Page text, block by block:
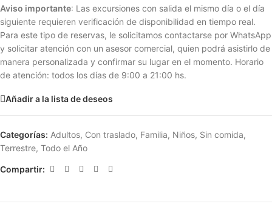
Aviso importante: Las excursiones con salida el mismo día o el día
siguiente requieren verificación de disponibilidad en tiempo real.
Para este tipo de reservas, le solicitamos contactarse por WhatsApp
y solicitar atención con un asesor comercial, quien podrá asistirlo de
manera personalizada y confirmar su lugar en el momento. Horario
de atención: todos los días de 9:00 a 21:00 hs.
Añadir a la lista de deseos
Categorías: Adultos, Con traslado, Familia, Niños, Sin comida,
Terrestre, Todo el Año
Compartir: